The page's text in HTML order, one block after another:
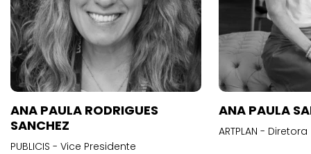
ANA PAULA RODRIGUES
SANCHEZ
PUBLICIS - Vice Presidente
ANA PAULA
ARTPLAN -